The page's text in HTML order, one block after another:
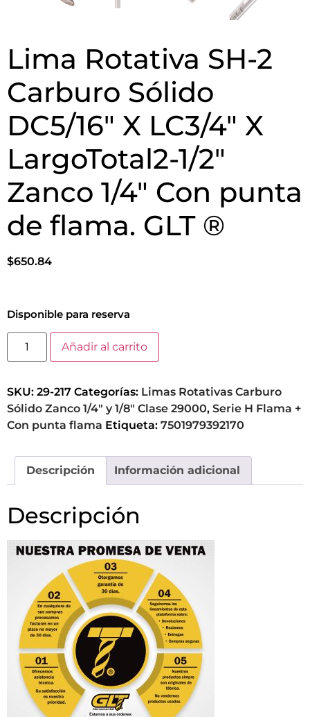
Lima Rotativa SH-2
Carburo Sólido
DC5/16″ X LC3/4″ X
LargoTotal2-1/2″
Zanco 1/4″ Con punta
de flama. GLT ®
$650.84
Disponible para reserva
Añadir al carrito
SKU: 29-217 Categorías: Limas Rotativas Carburo
Sólido Zanco 1/4" y 1/8" Clase 29000, Serie H Flama +
Con punta flama Etiqueta: 7501979392170
Descripción Información adicional
Descripción